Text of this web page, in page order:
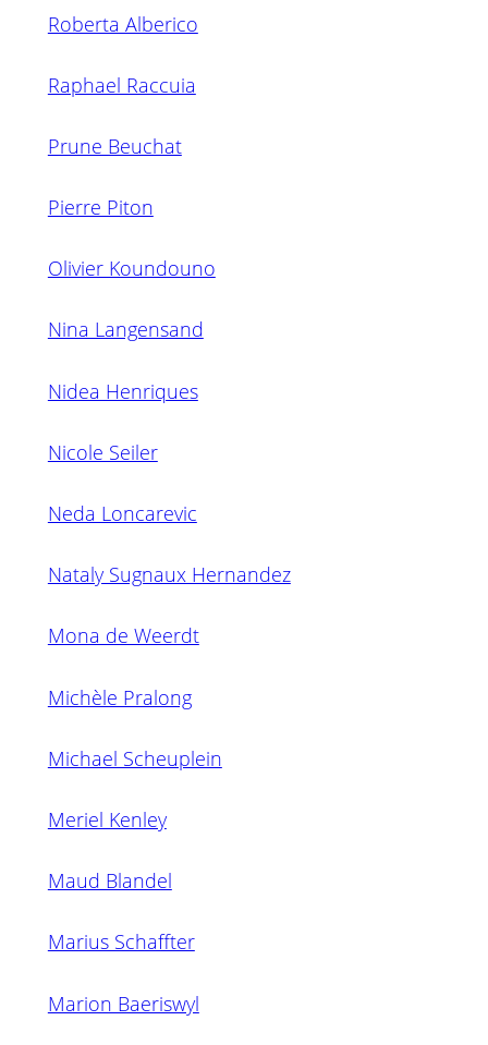
Roberta Alberico
Raphael Raccuia
Prune Beuchat
Pierre Piton
Olivier Koundouno
Nina Langensand
Nidea Henriques
Nicole Seiler
Neda Loncarevic
Nataly Sugnaux Hernandez
Mona de Weerdt
Michèle Pralong
Michael Scheuplein
Meriel Kenley
Maud Blandel
Marius Schaffter
Marion Baeriswyl